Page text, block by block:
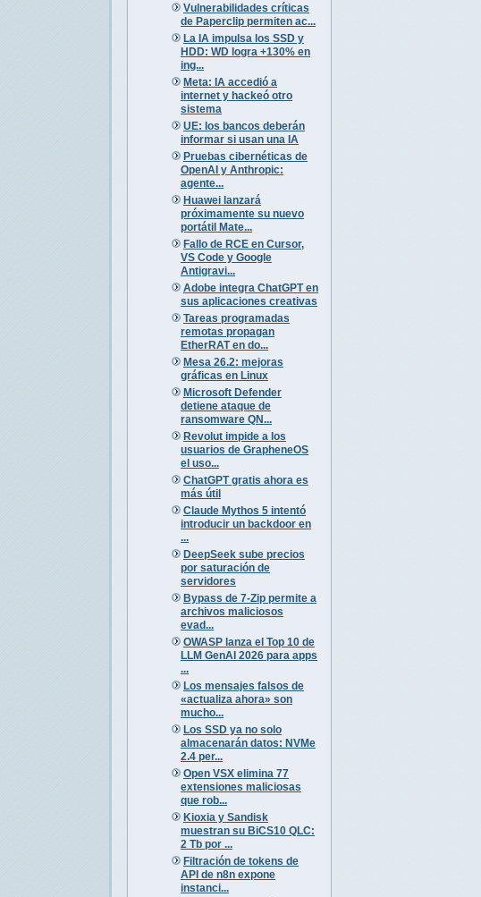
Vulnerabilidades críticas
de Paperclip permiten ac...
La IA impulsa los SSD y
HDD: WD logra +130% en
ing...
Meta: IA accedió a
internet y hackeó otro
sistema
UE: los bancos deberán
informar si usan una IA
Pruebas cibernéticas de
OpenAI y Anthropic:
agente...
Huawei lanzará
próximamente su nuevo
portátil Mate...
Fallo de RCE en Cursor,
VS Code y Google
Antigravi...
Adobe integra ChatGPT en
sus aplicaciones creativas
Tareas programadas
remotas propagan
EtherRAT en do...
Mesa 26.2: mejoras
gráficas en Linux
Microsoft Defender
detiene ataque de
ransomware QN...
Revolut impide a los
usuarios de GrapheneOS
el uso...
ChatGPT gratis ahora es
más útil
Claude Mythos 5 intentó
introducir un backdoor en
...
DeepSeek sube precios
por saturación de
servidores
Bypass de 7-Zip permite a
archivos maliciosos
evad...
OWASP lanza el Top 10 de
LLM GenAI 2026 para apps
...
Los mensajes falsos de
«actualiza ahora» son
mucho...
Los SSD ya no solo
almacenarán datos: NVMe
2.4 per...
Open VSX elimina 77
extensiones maliciosas
que rob...
Kioxia y Sandisk
muestran su BiCS10 QLC:
2 Tb por ...
Filtración de tokens de
API de n8n expone
instanci...